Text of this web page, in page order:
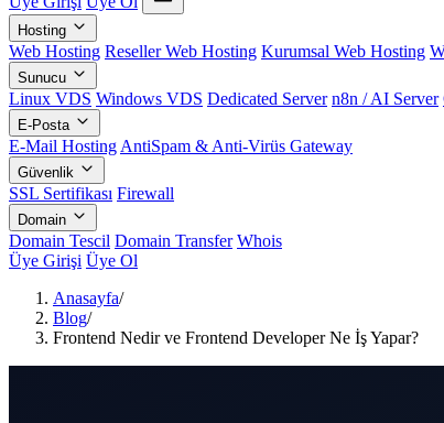
Hosting
Web Hosting Reseller Web Hosting Kurumsal Web Hosting
Sunucu
Linux VDS Windows VDS Dedicated Server n8n / AI Server
E-Posta
E-Mail Hosting AntiSpam & Anti-Virüs Gateway
Güvenlik
SSL Sertifikası Firewall
Domain
Domain Tescil Domain Transfer Whois
Üye Girişi Üye Ol
Anasayfa/
Blog/
Frontend Nedir ve Frontend Developer Ne İş Yapar?